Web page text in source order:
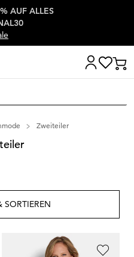
zum Content
AUF ALLES
Zweiteiler
SORTIEREN